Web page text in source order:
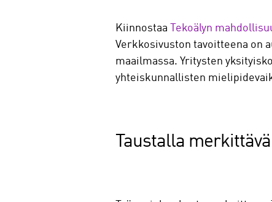
Kiinnostaa Tekoälyn
Verkkosivuston tavoitteena on
maailmassa. Yritysten
yhteiskunnallisten
Taustalla